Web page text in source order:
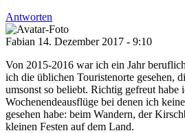
Antworten
Fabian 14. Dezember 2017 - 9:10
Von 2015-2016 war ich ein Jahr
ich die üblichen Touristenorte gesehen,
umsonst so beliebt. Richtig gefreut habe
Wochenendeausflüge bei denen ich
gesehen habe: beim Wandern, der
kleinen Festen auf dem Land.